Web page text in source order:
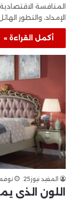
المنافسة
الإمداد، والتطور
أكمل القراءة »
المفيد نيوز25 نوفمبر
اللون الذي